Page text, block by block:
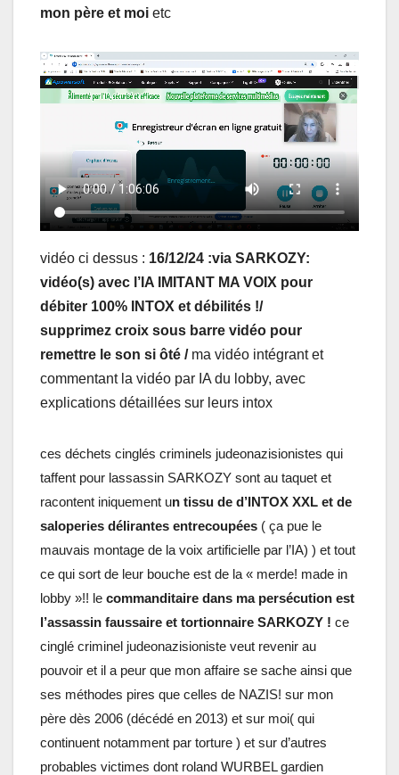
mon père et moi etc
vidéo ci dessus : 16/12/24 :via SARKOZY:
vidéo(s) avec l’IA IMITANT MA VOIX pour
débiter 100% INTOX et débilités !/
supprimez croix sous barre vidéo pour
remettre le son si ôté /ma vidéo intégrant et
commentant la vidéo par IA du lobby, avec
explications détaillées sur leurs intox
ces déchets cinglés criminels judeonazisionistes qui
taffent pour lassassin SARKOZY sont au taquet et
racontent iniquement un tissu de d’INTOX XXL et de
saloperies délirantes entrecoupées ( ça pue le
mauvais montage de la voix artificielle par l’IA) ) et tout
ce qui sort de leur bouche est de la « merde! made in
lobby »!! le commanditaire dans ma persécution est
l’assassin faussaire et tortionnaire SARKOZY ! ce
cinglé criminel judeonazisioniste veut revenir au
pouvoir et il a peur que mon affaire se sache ainsi que
ses méthodes pires que celles de NAZIS! sur mon
père dès 2006 (décédé en 2013) et sur moi( qui
continuent notamment par torture ) et sur d’autres
probables victimes dont roland WURBEL gardien